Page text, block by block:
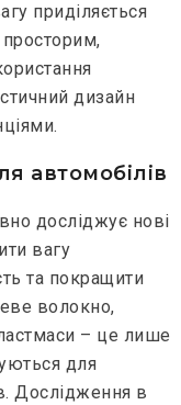
приділяється
просторим,
дизайн
автомобілів
досліджує нові
вагу
та покращити
волокно,
– це лише
для
Дослідження в